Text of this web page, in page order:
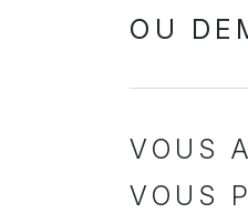
OU
VOUS
VOUS